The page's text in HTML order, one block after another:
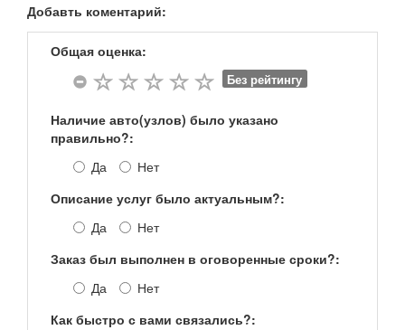
Добавть коментарий:
Общая оценка:
Без рейтингу
Наличие авто(узлов) было указано
правильно?:
Да
Нет
Описание услуг было актуальным?:
Да
Нет
Заказ был выполнен в оговоренные сроки?:
Да
Нет
Как быстро с вами связались?: